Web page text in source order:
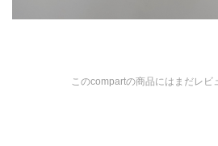
このcompartの商品にはまだレビ